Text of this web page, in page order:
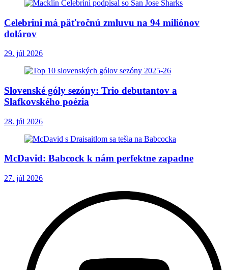
Celebrini má päťročnú zmluvu na 94 miliónov
dolárov
29. júl 2026
Slovenské góly sezóny: Trio debutantov a
Slafkovského poézia
28. júl 2026
McDavid: Babcock k nám perfektne zapadne
27. júl 2026